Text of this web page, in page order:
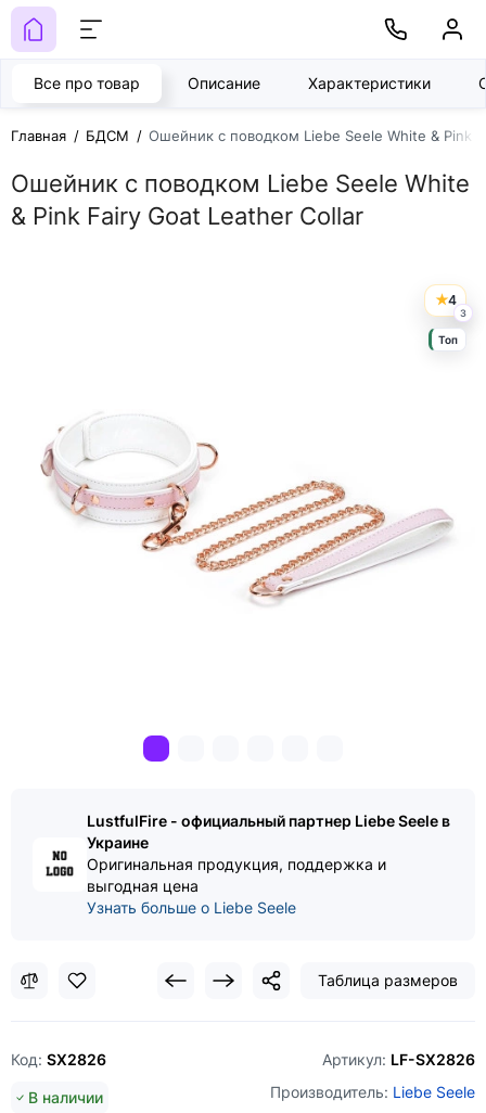
Главная БДСМ Ошейник с поводком Liebe Seele White & Pink
Ошейник с поводком Liebe Seele White
& Pink Fairy Goat Leather Collar
Все про товар Описание Характеристики
4
3
Топ
LustfulFire - официальный партнер Liebe Seele в
Украине
Оригинальная продукция, поддержка и
выгодная цена
Узнать больше о Liebe Seele
Таблица размеров
Код: SX2826 Артикул: LF-SX2826
Производитель: Liebe Seele
В наличии